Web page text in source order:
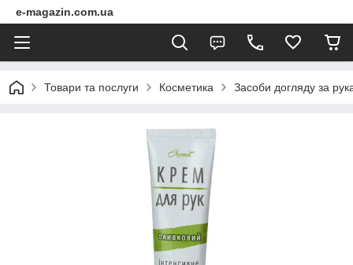
e-magazin.com.ua
Товари та послуги Косметика Засоби догляду за